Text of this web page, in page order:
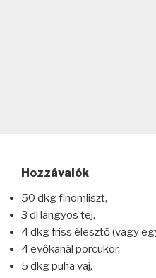
Hozzávalók
50 dkg finomliszt,
3 dl langyos tej,
4 dkg friss élesztő (vagy
4 evőkanál porcukor,
5 dkg puha vaj,